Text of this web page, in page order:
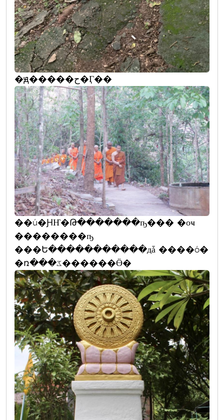
�ԭ�����ح�Ӷ��
��ú�ԨҤ�Թ�������ҧ��� �оҹ
��������ҧ
���Ե�����������дǡ ����ó�
�ռ���ػ������Ӫ�